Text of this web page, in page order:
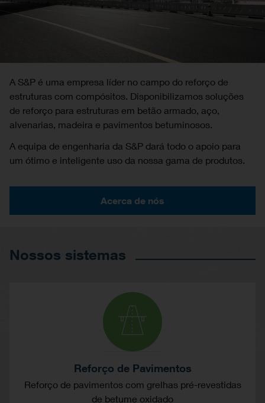
A S&P é uma empresa líder no campo do reforço de
estruturas com compósitos. Disponibilizamos soluções
de reforço para estruturas em betão armado, aço,
alvenarias, madeira e pavimentos betuminosos.
A equipa de engenharia da S&P dará todo o apoio para
um ótimo e inteligente uso da nossa gama de produtos.
Acerca de nós
Nossos sistemas
Reforço de Pavimentos
Reforço de pavimentos com grelhas pré-revestidas
de betume oxidado